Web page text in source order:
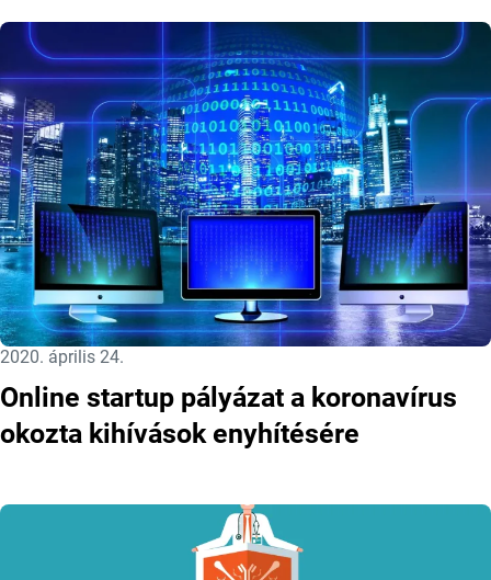
Közzétéve:
2020. április 24.
Online startup pályázat a koronavírus
okozta kihívások enyhítésére